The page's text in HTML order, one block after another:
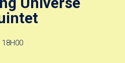
18H00